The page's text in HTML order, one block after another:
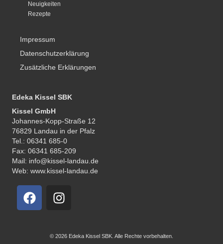
Neuigkeiten
Rezepte
Impressum
Datenschutzerklärung
Zusätzliche Erklärungen
Edeka Kissel SBK
Kissel GmbH
Johannes-Kopp-Straße 12
76829 Landau in der Pfalz
Tel.: 06341 685-0
Fax: 06341 685-209
Mail: info@kissel-landau.de
Web: www.kissel-landau.de
© 2026 Edeka Kissel SBK. Alle Rechte vorbehalten.